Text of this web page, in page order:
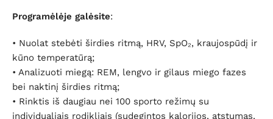
Programėlėje galėsite:
• Nuolat stebėti širdies ritmą, HRV, SpO₂, kraujospūdį ir
kūno temperatūrą;
• Analizuoti miegą: REM, lengvo ir gilaus miego fazes
bei naktinį širdies ritmą;
• Rinktis iš daugiau nei 100 sporto režimų su
individualiais rodikliais (sudegintos kalorijos, atstumas,